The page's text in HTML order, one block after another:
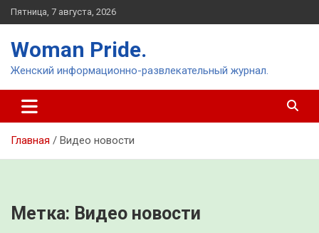
Перейти
к
Пятница, 7 августа, 2026
Woman Pride.
Женский информационно-развлекательный журнал.
Главная Видео новости
Метка: Видео новости